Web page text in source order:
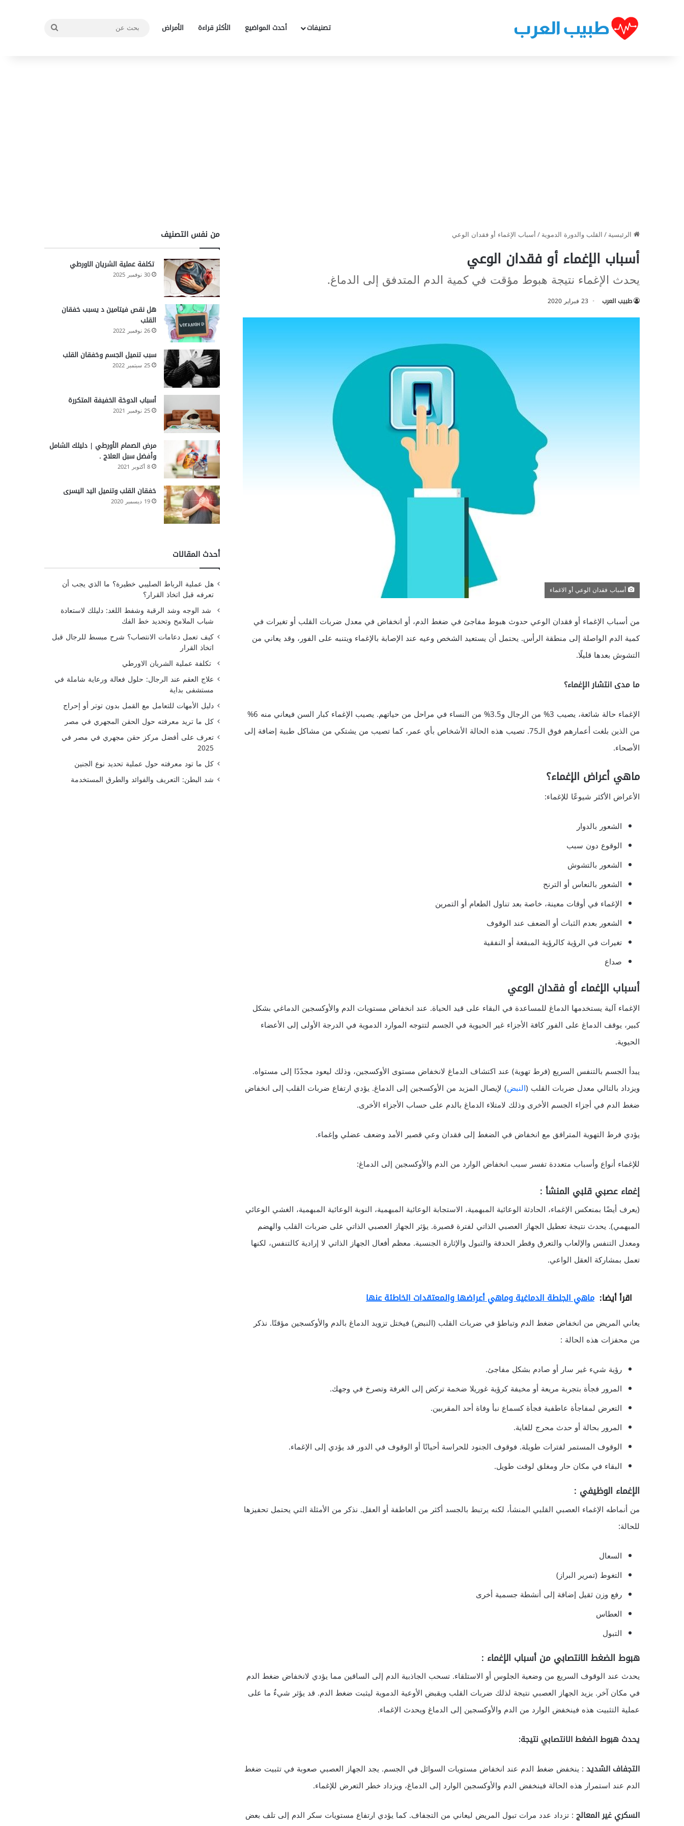
تصنيفات أحدث المواضيع الأكثر قراءة الأمراض
بحث
الرئيسية/القلب والدورة الدموية/أسباب الإغماء أو فقدان الوعي
أسباب الإغماء أو فقدان الوعي
يحدث الإغماء نتيجة هبوط مؤقت في كمية الدم المتدفق إلى الدماغ.
طبيب العرب 23 فبراير 2020
أسباب فقدان الوعي أو الاغماء
من أسباب الإغماء أو فقدان الوعي حدوث هبوط مفاجئ في ضغط الدم، أو انخفاض في معدل ضربات القلب أو تغيرات في
كمية الدم الواصلة إلى منطقة الرأس. يحتمل أن يستعيد الشخص وعيه عند الإصابة بالإغماء ويتنبه على الفور، وقد يعاني من
التشوش بعدها قليلًا.
ما مدى انتشار الإغماء؟
الإغماء حالة شائعة، يصيب 3% من الرجال و3.5% من النساء في مراحل من حياتهم. يصيب الإغماء كبار السن فيعاني منه 6%
من الذين بلغت أعمارهم فوق الـ75. تصيب هذه الحالة الأشخاص بأي عمر، كما تصيب من يشتكي من مشاكل طبية إضافة إلى
الأصحاء.
ماهي أعراض الإغماء؟
الأعراض الأكثر شيوعًا للإغماء:
الشعور بالدوار
الوقوع دون سبب
الشعور بالتشوش
الشعور بالنعاس أو الترنح
الإغماء في أوقات معينة، خاصة بعد تناول الطعام أو التمرين
الشعور بعدم الثبات أو الضعف عند الوقوف
تغيرات في الرؤية كالرؤية المبقعة أو النفقية
صداع
أسباب الإغماء أو فقدان الوعي
الإغماء آلية يستخدمها الدماغ للمساعدة في البقاء على قيد الحياة. عند انخفاض مستويات الدم والأوكسجين الدماغي بشكل
كبير، يوقف الدماغ على الفور كافة الأجزاء غير الحيوية في الجسم لتتوجه الموارد الدموية في الدرجة الأولى إلى الأعضاء
الحيوية.
يبدأ الجسم بالتنفس السريع (فرط تهوية) عند اكتشاف الدماغ لانخفاض مستوى الأوكسجين، وذلك ليعود مجدّدًا إلى مستواه.
ويزداد بالتالي معدل ضربات القلب (النبض) لإيصال المزيد من الأوكسجين إلى الدماغ. يؤدي ارتفاع ضربات القلب إلى انخفاض
ضغط الدم في أجزاء الجسم الأخرى وذلك لامتلاء الدماغ بالدم على حساب الأجزاء الأخرى.
يؤدي فرط التهوية المترافق مع انخفاض في الضغط إلى فقدان وعي قصير الأمد وضعف عضلي وإغماء.
للإغماء أنواع وأسباب متعددة تفسر سبب انخفاض الوارد من الدم والأوكسجين إلى الدماغ:
إغماء عصبي قلبي المنشأ :
(يعرف أيضًا بمنعكس الإغماء، الحادثة الوعائية المبهمية، الاستجابة الوعائية المبهمية، النوبة الوعائية المبهمية، الغشي الوعائي
المبهمي). يحدث نتيجة تعطيل الجهاز العصبي الذاتي لفترة قصيرة. يؤثر الجهاز العصبي الذاتي على ضربات القلب والهضم
ومعدل التنفس والإلعاب والتعرق وقطر الحدقة والتبول والإثارة الجنسية. معظم أفعال الجهاز الذاتي لا إرادية كالتنفس، لكنها
تعمل بمشاركة العقل الواعي.
اقرأ أيضا: ماهي الجلطة الدماغية وماهي أعراضها والمعتقدات الخاطئة عنها
يعاني المريض من انخفاض ضغط الدم وتباطؤ في ضربات القلب (النبض) فيختل تزويد الدماغ بالدم والأوكسجين مؤقتًا. نذكر
من محفزات هذه الحالة :
رؤية شيء غير سار أو صادم بشكل مفاجئ.
المرور فجأة بتجربة مريعة أو مخيفة كرؤية غوريلا ضخمة تركض إلى الغرفة وتصرخ في وجهك.
التعرض لمفاجأة عاطفية فجأة كسماع نبأ وفاة أحد المقربين.
المرور بحالة أو حدث محرج للغاية.
الوقوف المستمر لفترات طويلة. فوقوف الجنود للحراسة أحيانًا أو الوقوف في الدور قد يؤدي إلى الإغماء.
البقاء في مكان حار ومغلق لوقت طويل.
الإغماء الوظيفي :
من أنماطه الإغماء العصبي القلبي المنشأ، لكنه يرتبط بالجسد أكثر من العاطفة أو العقل. نذكر من الأمثلة التي يحتمل تحفيزها
للحالة:
السعال
التغوط (تمرير البراز)
رفع وزن ثقيل إضافة إلى أنشطة جسمية أخرى
العطاس
التبول
هبوط الضغط الانتصابي من أسباب الإغماء :
يحدث عند الوقوف السريع من وضعية الجلوس أو الاستلقاء. تسحب الجاذبية الدم إلى الساقين مما يؤدي لانخفاض ضغط الدم
في مكان آخر. يزيد الجهاز العصبي نتيجة لذلك ضربات القلب ويقبض الأوعية الدموية ليثبت ضغط الدم. قد يؤثر شيءٌ ما على
عملية التثبيت هذه فينخفض الوارد من الدم والأوكسجين إلى الدماغ ويحدث الإغماء.
يحدث هبوط الضغط الانتصابي نتيجة:
التجفاف الشديد : ينخفض ضغط الدم عند انخفاض مستويات السوائل في الجسم. يجد الجهاز العصبي صعوبة في تثبيت ضغط
الدم عند استمرار هذه الحالة فينخفض الدم والأوكسجين الوارد إلى الدماغ، ويزداد خطر التعرض للإغماء.
السكري غير المعالج : تزداد عدد مرات تبول المريض ليعاني من التجفاف. كما يؤدي ارتفاع مستويات سكر الدم إلى تلف بعض
من نفس التصنيف
تكلفة عملية الشريان الاورطي
30 نوفمبر 2025
هل نقص فيتامين د يسبب خفقان
القلب
26 نوفمبر 2022
سبب تنميل الجسم وخفقان القلب
25 سبتمبر 2022
أسباب الدوخة الخفيفة المتكررة
25 نوفمبر 2021
مرض الصمام الأورطي | دليلك الشامل
وأفضل سبل العلاج .
8 أكتوبر 2021
خفقان القلب وتنميل اليد اليسرى
19 ديسمبر 2020
أحدث المقالات
هل عملية الرباط الصليبي خطيرة؟ ما الذي يجب أن
تعرفه قبل اتخاذ القرار؟
شد الوجه وشد الرقبة وشفط اللغد: دليلك لاستعادة
شباب الملامح وتحديد خط الفك
كيف تعمل دعامات الانتصاب؟ شرح مبسط للرجال قبل
اتخاذ القرار
تكلفة عملية الشريان الاورطي
علاج العقم عند الرجال: حلول فعالة ورعاية شاملة في
مستشفى بداية
دليل الأمهات للتعامل مع القمل بدون توتر أو إحراج
كل ما تريد معرفته حول الحقن المجهري في مصر
تعرف على أفضل مركز حقن مجهري في مصر في
2025
كل ما تود معرفته حول عملية تحديد نوع الجنين
شد البطن: التعريف والفوائد والطرق المستخدمة